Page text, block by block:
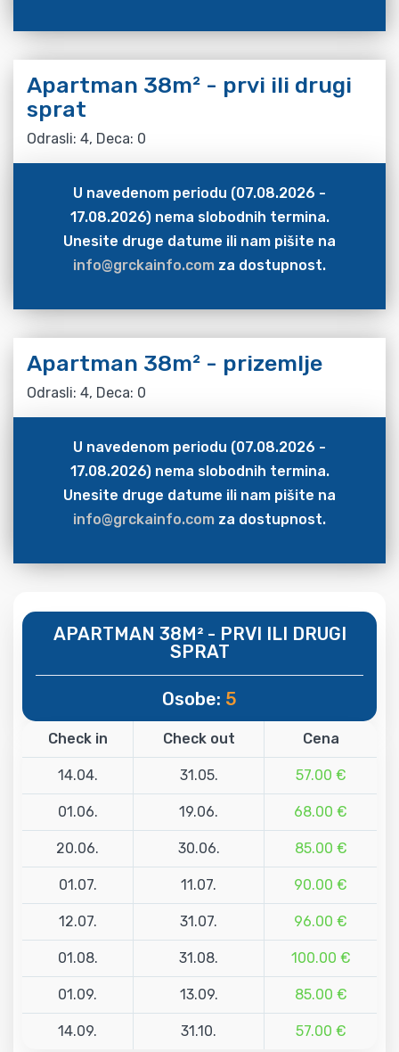
Apartman 38m² - prvi ili drugi
sprat
Odrasli: 4, Deca: 0
U navedenom periodu (07.08.2026 -
17.08.2026) nema slobodnih termina.
Unesite druge datume ili nam pišite na
info@grckainfo.com za dostupnost.
Apartman 38m² - prizemlje
Odrasli: 4, Deca: 0
U navedenom periodu (07.08.2026 -
17.08.2026) nema slobodnih termina.
Unesite druge datume ili nam pišite na
info@grckainfo.com za dostupnost.
APARTMAN 38M² - PRVI ILI DRUGI
SPRAT
Osobe: 5
Check in Check out Cena
14.04. 31.05. 57.00 €
01.06. 19.06. 68.00 €
20.06. 30.06. 85.00 €
01.07. 11.07. 90.00 €
12.07. 31.07. 96.00 €
01.08. 31.08. 100.00 €
01.09. 13.09. 85.00 €
14.09. 31.10. 57.00 €